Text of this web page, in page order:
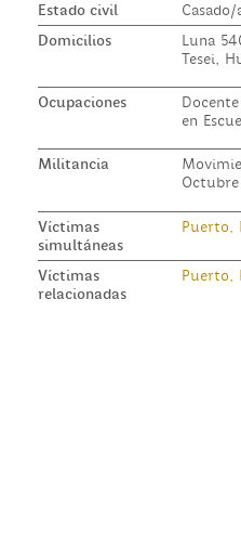
Estado civil
Casado/
Domicilios
Luna
Tesei,
Ocupaciones
en
Militancia
Víctimas
simultáneas
Puerto,
Víctimas
relacionadas
Puerto,